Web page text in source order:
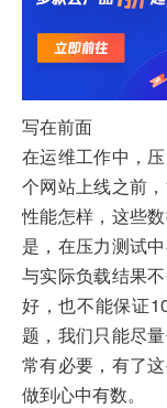
写在前面
在运维工作中，
个网站上线之前
性能怎样，这些
是，在压力测试
与实际负载结果
好，也不能保证
题，我们只能尽
常有必要，有了
做到心中有数。